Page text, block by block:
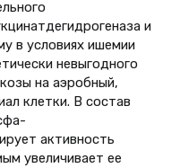
и
в условиях ишемии
невыгодного
на аэробный,
клетки. В состав
активность
увеличивает ее